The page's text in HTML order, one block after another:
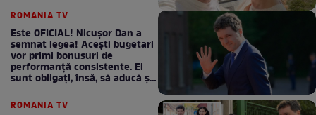
ROMANIA TV
Este OFICIAL! Nicușor Dan a
semnat legea! Acești bugetari
vor primi bonusuri de
performanță consistente. Ei
sunt obligați, însă, să aducă și
ROMANIA TV